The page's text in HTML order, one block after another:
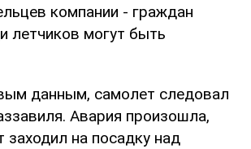
компании - граждан
летчиков могут быть
данным, самолет следовал
Авария произошла,
заходил на посадку над